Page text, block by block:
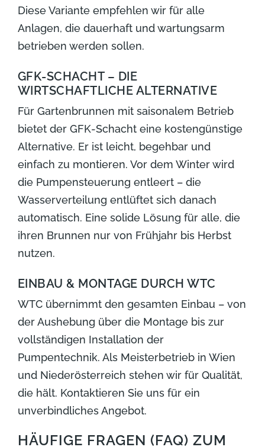
Diese Variante empfehlen wir für alle
Anlagen, die dauerhaft und wartungsarm
betrieben werden sollen.
GFK-SCHACHT – DIE
WIRTSCHAFTLICHE ALTERNATIVE
Für Gartenbrunnen mit saisonalem Betrieb
bietet der GFK-Schacht eine kostengünstige
Alternative. Er ist leicht, begehbar und
einfach zu montieren. Vor dem Winter wird
die Pumpensteuerung entleert – die
Wasserverteilung entlüftet sich danach
automatisch. Eine solide Lösung für alle, die
ihren Brunnen nur von Frühjahr bis Herbst
nutzen.
EINBAU & MONTAGE DURCH WTC
WTC übernimmt den gesamten Einbau – von
der Aushebung über die Montage bis zur
vollständigen Installation der
Pumpentechnik. Als Meisterbetrieb in Wien
und Niederösterreich stehen wir für Qualität,
die hält. Kontaktieren Sie uns für ein
unverbindliches Angebot.
HÄUFIGE FRAGEN (FAQ) ZUM